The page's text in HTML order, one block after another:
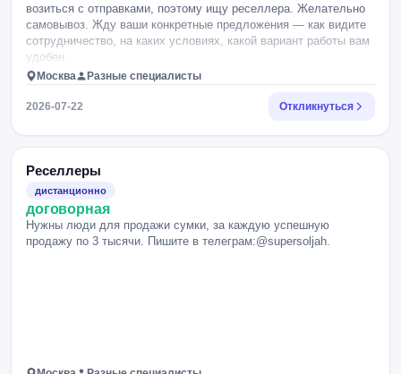
возиться с отправками, поэтому ищу реселлера. Желательно
самовывоз. Жду ваши конкретные предложения — как видите
сотрудничество, на каких условиях, какой вариант работы вам
удобен.
Москва Разные специалисты
2026-07-22 Откликнуться
Реселлеры
дистанционно
договорная
Нужны люди для продажи сумки, за каждую успешную
продажу по 3 тысячи. Пишите в телеграм:@supersoljah.